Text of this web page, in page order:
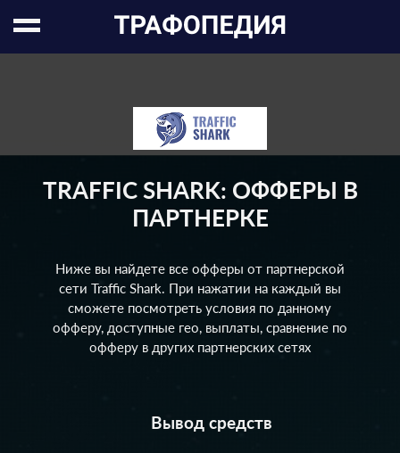
TRAFFIC SHARK: ОФФЕРЫ В
ПАРТНЕРКЕ
Ниже вы найдете все офферы от партнерской
сети Traffic Shark. При нажатии на каждый вы
сможете посмотреть условия по данному
офферу, доступные гео, выплаты, сравнение по
офферу в других партнерских сетях
Вывод средств